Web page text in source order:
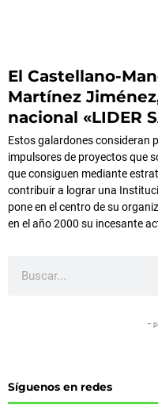
El Castellano-
Martínez
nacional «LIDER
Estos galardones consideran
impulsores de proyectos que
que consiguen mediante
contribuir a lograr una
pone en el centro de su
en el año 2000 su incesante
–
Síguenos en redes